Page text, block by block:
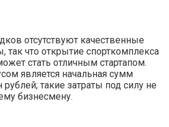
отсутствуют качественные
так что открытие спорткомплекса
стать отличным стартапом.
является начальная сумм
такие затраты под силу не
бизнесмену.